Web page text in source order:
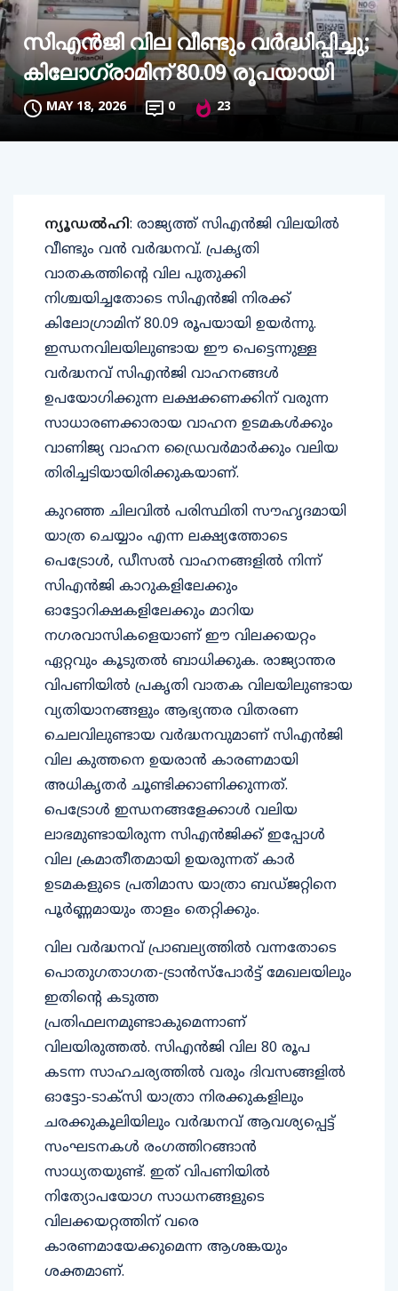
സിഎൻജി വില വീണ്ടും വർദ്ധിപ്പിച്ചു;
കിലോഗ്രാമിന് 80.09 രൂപയായി
MAY 18, 2026 0 23
ന്യൂഡൽഹി: രാജ്യത്ത് സിഎൻജി വിലയിൽ
വീണ്ടും വൻ വർദ്ധനവ്. പ്രകൃതി
വാതകത്തിന്റെ വില പുതുക്കി
നിശ്ചയിച്ചതോടെ സിഎൻജി നിരക്ക്
കിലോഗ്രാമിന് 80.09 രൂപയായി ഉയർന്നു.
ഇന്ധനവിലയിലുണ്ടായ ഈ പെട്ടെന്നുള്ള
വർദ്ധനവ് സിഎൻജി വാഹനങ്ങൾ
ഉപയോഗിക്കുന്ന ലക്ഷക്കണക്കിന് വരുന്ന
സാധാരണക്കാരായ വാഹന ഉടമകൾക്കും
വാണിജ്യ വാഹന ഡ്രൈവർമാർക്കും വലിയ
തിരിച്ചടിയായിരിക്കുകയാണ്.
കുറഞ്ഞ ചിലവിൽ പരിസ്ഥിതി സൗഹൃദമായി
യാത്ര ചെയ്യാം എന്ന ലക്ഷ്യത്തോടെ
പെട്രോൾ, ഡീസൽ വാഹനങ്ങളിൽ നിന്ന്
സിഎൻജി കാറുകളിലേക്കും
ഓട്ടോറിക്ഷകളിലേക്കും മാറിയ
നഗരവാസികളെയാണ് ഈ വിലക്കയറ്റം
ഏറ്റവും കൂടുതൽ ബാധിക്കുക. രാജ്യാന്തര
വിപണിയിൽ പ്രകൃതി വാതക വിലയിലുണ്ടായ
വ്യതിയാനങ്ങളും ആഭ്യന്തര വിതരണ
ചെലവിലുണ്ടായ വർദ്ധനവുമാണ് സിഎൻജി
വില കുത്തനെ ഉയരാൻ കാരണമായി
അധികൃതർ ചൂണ്ടിക്കാണിക്കുന്നത്.
പെട്രോൾ ഇന്ധനങ്ങളേക്കാൾ വലിയ
ലാഭമുണ്ടായിരുന്ന സിഎൻജിക്ക് ഇപ്പോൾ
വില ക്രമാതീതമായി ഉയരുന്നത് കാർ
ഉടമകളുടെ പ്രതിമാസ യാത്രാ ബഡ്ജറ്റിനെ
പൂർണ്ണമായും താളം തെറ്റിക്കും.
വില വർദ്ധനവ് പ്രാബല്യത്തിൽ വന്നതോടെ
പൊതുഗതാഗത-ട്രാൻസ്‌പോർട്ട് മേഖലയിലും
ഇതിന്റെ കടുത്ത
പ്രതിഫലനമുണ്ടാകുമെന്നാണ്
വിലയിരുത്തൽ. സിഎൻജി വില 80 രൂപ
കടന്ന സാഹചര്യത്തിൽ വരും ദിവസങ്ങളിൽ
ഓട്ടോ-ടാക്സി യാത്രാ നിരക്കുകളിലും
ചരക്കുകൂലിയിലും വർദ്ധനവ് ആവശ്യപ്പെട്ട്
സംഘടനകൾ രംഗത്തിറങ്ങാൻ
സാധ്യതയുണ്ട്. ഇത് വിപണിയിൽ
നിത്യോപയോഗ സാധനങ്ങളുടെ
വിലക്കയറ്റത്തിന് വരെ
കാരണമായേക്കുമെന്ന ആശങ്കയും
ശക്തമാണ്.